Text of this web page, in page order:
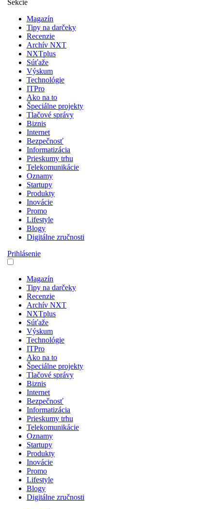
Sekcie
Magazín
Tipy na darčeky
Recenzie
Archív NXT
NXTplus
Súťaže
Výskum
Technológie
ITPro
Ako na to
Špeciálne projekty
Tlačové správy
Biznis
Internet
Bezpečnosť
Informatizácia
Prieskumy trhu
Telekomunikácie
Oznamy
Startupy
Produkty
Inovácie
Promo
Lifestyle
Blogy
Digitálne zručnosti
Prihlásenie
Magazín
Tipy na darčeky
Recenzie
Archív NXT
NXTplus
Súťaže
Výskum
Technológie
ITPro
Ako na to
Špeciálne projekty
Tlačové správy
Biznis
Internet
Bezpečnosť
Informatizácia
Prieskumy trhu
Telekomunikácie
Oznamy
Startupy
Produkty
Inovácie
Promo
Lifestyle
Blogy
Digitálne zručnosti